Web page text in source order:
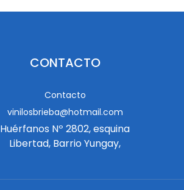
CONTACTO
Contacto
vinilosbrieba@hotmail.com
Huérfanos Nº 2802, esquina
Libertad, Barrio Yungay,